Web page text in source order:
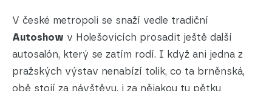
V české metropoli se snaží vedle tradiční
Autoshow v Holešovicích prosadit ještě další
autosalón, který se zatím rodí. I když ani jedna z
pražských výstav nenabízí tolik, co ta brněnská,
obě stojí za návštěvu, i za nějakou tu pětku